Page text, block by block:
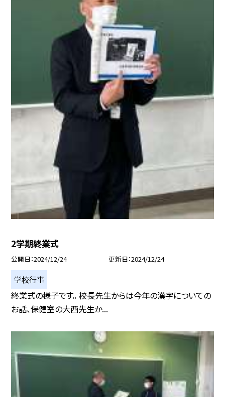
2学期終業式
公開日 2024/12/24 更新日 2024/12/24
学校行事
終業式の様子です。 校長先生からは今年の漢字についての
お話、保健室の大西先生か...